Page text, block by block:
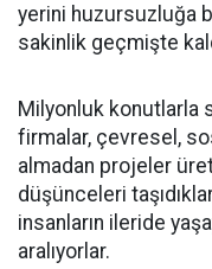
yerini huzursuzluğa
sakinlik geçmişte
Milyonluk konutlarla
firmalar, çevresel,
almadan projeler
düşünceleri
insanların ileride
aralıyorlar.